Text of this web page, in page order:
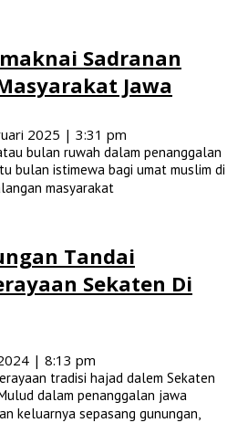
Sadranan
Jawa
2025 | 3:31 pm
bulan ruwah dalam penanggalan
bulan istimewa bagi umat muslim di
masyarakat
Tandai
Sekaten Di
| 8:13 pm
tradisi hajad dalem Sekaten
dalam penanggalan jawa
keluarnya sepasang gunungan,